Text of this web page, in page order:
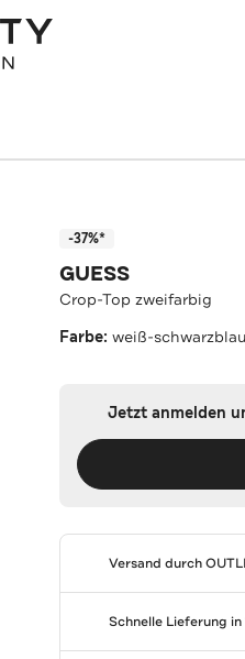
-37%*
GUESS
Crop-Top zweifarbig
Farbe:weiß-schwarzblau
Jetzt anmelden
Versand durch
Schnelle Lieferung